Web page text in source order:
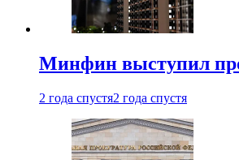
Минфин выступил
2 года спустя2 года спустя